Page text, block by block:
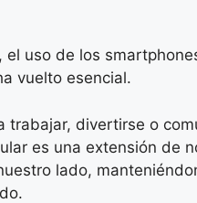
el uso de los
vuelto esencial.
trabajar, divertirse o
es una extensión de
lado,